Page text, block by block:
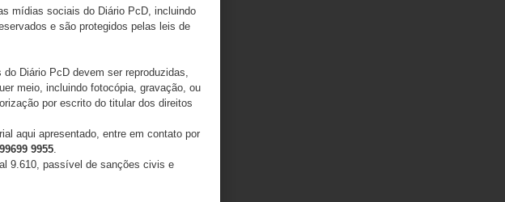
mídias sociais do Diário PcD, incluindo
e são protegidos pelas leis de
Diário PcD devem ser reproduzidas,
meio, incluindo fotocópia, gravação, ou
por escrito do titular dos direitos
aqui apresentado, entre em contato por
9955
9.610, passível de sanções civis e